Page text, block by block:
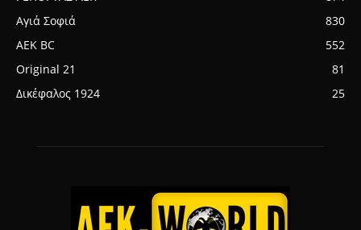
Αγιά Σοφιά
830
AEK BC
552
Original 21
81
Δικέφαλος 1924
25